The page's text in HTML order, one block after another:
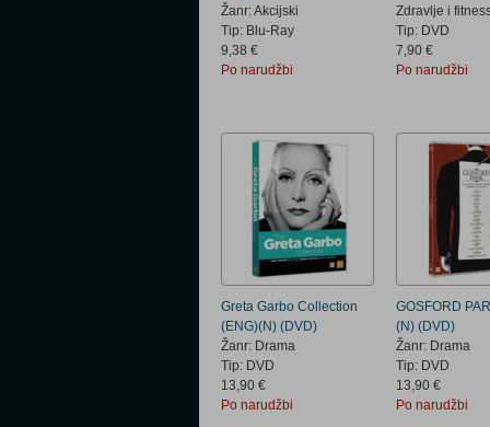
Žanr: Akcijski
Tip: Blu-Ray
9,38 €
Po narudžbi
Zdravlje i
Tip: DVD
7,90 €
Po narudžbi
Greta Garbo Collection
(ENG)(N) (DVD)
Žanr: Drama
Tip: DVD
13,90 €
Po narudžbi
GOSFORD
(N) (DVD)
Žanr: Drama
Tip: DVD
13,90 €
Po narudžbi